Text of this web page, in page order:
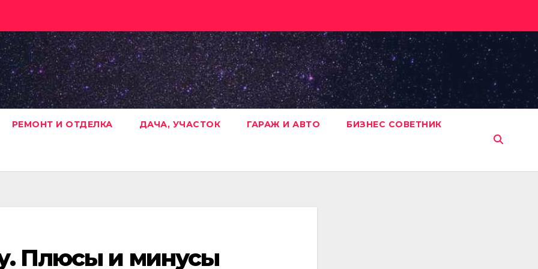
РЕМОНТ И ОТДЕЛКА ДАЧА, УЧАСТОК ГАРАЖ И АВТО БИЗНЕС СОВЕТНИК
Плюсы и минусы